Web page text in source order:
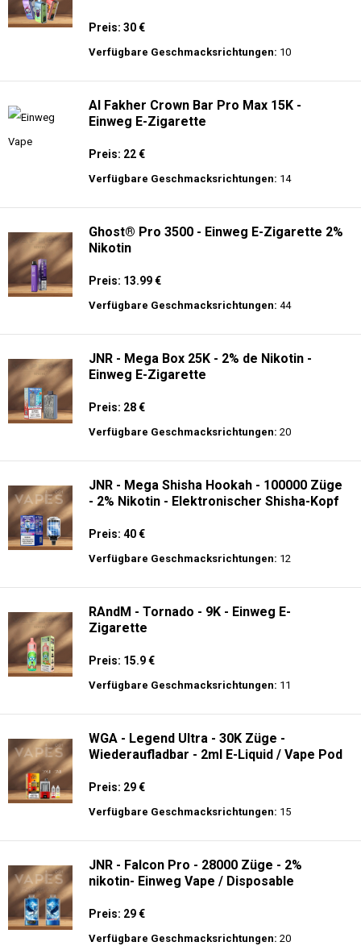
Preis: 30 €
Verfügbare Geschmacksrichtungen: 10
Al Fakher Crown Bar Pro Max 15K -
Einweg E-Zigarette
Preis: 22 €
Verfügbare Geschmacksrichtungen: 14
Ghost® Pro 3500 - Einweg E-Zigarette 2%
Nikotin
Preis: 13.99 €
Verfügbare Geschmacksrichtungen: 44
JNR - Mega Box 25K - 2% de Nikotin -
Einweg E-Zigarette
Preis: 28 €
Verfügbare Geschmacksrichtungen: 20
JNR - Mega Shisha Hookah - 100000 Züge
- 2% Nikotin - Elektronischer Shisha-Kopf
Preis: 40 €
Verfügbare Geschmacksrichtungen: 12
RAndM - Tornado - 9K - Einweg E-
Zigarette
Preis: 15.9 €
Verfügbare Geschmacksrichtungen: 11
WGA - Legend Ultra - 30K Züge -
Wiederaufladbar - 2ml E-Liquid / Vape Pod
Preis: 29 €
Verfügbare Geschmacksrichtungen: 15
JNR - Falcon Pro - 28000 Züge - 2%
nikotin- Einweg Vape / Disposable
Preis: 29 €
Verfügbare Geschmacksrichtungen: 20